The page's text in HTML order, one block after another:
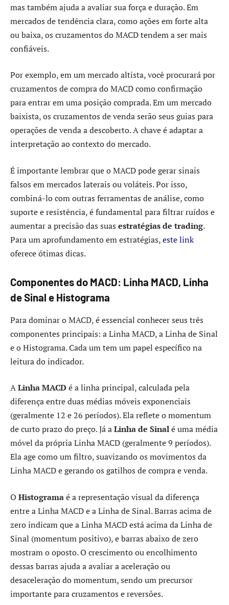
mas também ajuda a avaliar sua força e duração. Em
mercados de tendência clara, como ações em forte alta
ou baixa, os cruzamentos do MACD tendem a ser mais
confiáveis.
Por exemplo, em um mercado altista, você procurará por
cruzamentos de compra do MACD como confirmação
para entrar em uma posição comprada. Em um mercado
baixista, os cruzamentos de venda serão seus guias para
operações de venda a descoberto. A chave é adaptar a
interpretação ao contexto do mercado.
É importante lembrar que o MACD pode gerar sinais
falsos em mercados laterais ou voláteis. Por isso,
combiná-lo com outras ferramentas de análise, como
suporte e resistência, é fundamental para filtrar ruídos e
aumentar a precisão das suas estratégias de trading.
Para um aprofundamento em estratégias,este link
oferece ótimas dicas.
Componentes do MACD: Linha MACD, Linha
de Sinal e Histograma
Para dominar o MACD, é essencial conhecer seus três
componentes principais: a Linha MACD, a Linha de Sinal
e o Histograma. Cada um tem um papel específico na
leitura do indicador.
ALinha MACDé a linha principal, calculada pela
diferença entre duas médias móveis exponenciais
(geralmente 12 e 26 períodos). Ela reflete o momentum
de curto prazo do preço. Já aLinha de Sinalé uma média
móvel da própria Linha MACD (geralmente 9 períodos).
Ela age como um filtro, suavizando os movimentos da
Linha MACD e gerando os gatilhos de compra e venda.
O Histogramaé a representação visual da diferença
entre a Linha MACD e a Linha de Sinal. Barras acima de
zero indicam que a Linha MACD está acima da Linha de
Sinal (momentum positivo), e barras abaixo de zero
mostram o oposto. O crescimento ou encolhimento
dessas barras ajuda a avaliar a aceleração ou
desaceleração do momentum, sendo um precursor
importante para cruzamentos e reversões.